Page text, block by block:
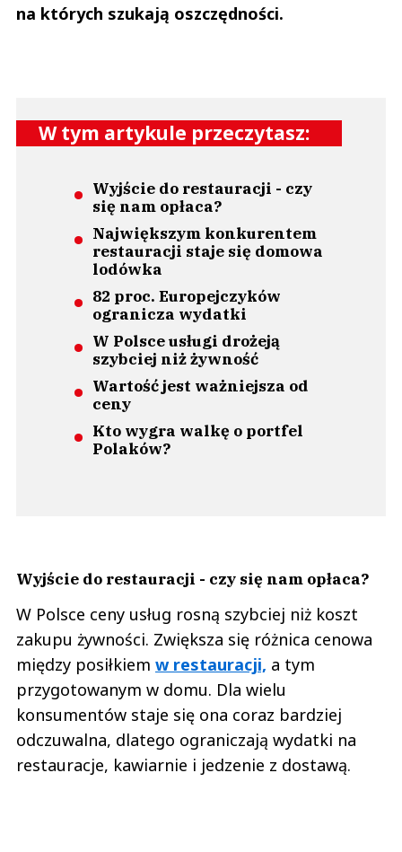
na których szukają oszczędności.
W tym artykule przeczytasz:
Wyjście do restauracji - czy
się nam opłaca?
Największym konkurentem
restauracji staje się domowa
lodówka
82 proc. Europejczyków
ogranicza wydatki
W Polsce usługi drożeją
szybciej niż żywność
Wartość jest ważniejsza od
ceny
Kto wygra walkę o portfel
Polaków?
Wyjście do restauracji - czy się nam opłaca?
W Polsce ceny usług rosną szybciej niż koszt
zakupu żywności. Zwiększa się różnica cenowa
między posiłkiem w restauracji, a tym
przygotowanym w domu. Dla wielu
konsumentów staje się ona coraz bardziej
odczuwalna, dlatego ograniczają wydatki na
restauracje, kawiarnie i jedzenie z dostawą.